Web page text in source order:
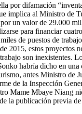
por difamación
implica al Ministro de
un valor de 29.000
para financiar
de puestos de
2015, estos proyectos
son inexistentes.
habría dicho en
antes Ministro de
de la Inspección
Mame Mbaye Niang
la publicación previa